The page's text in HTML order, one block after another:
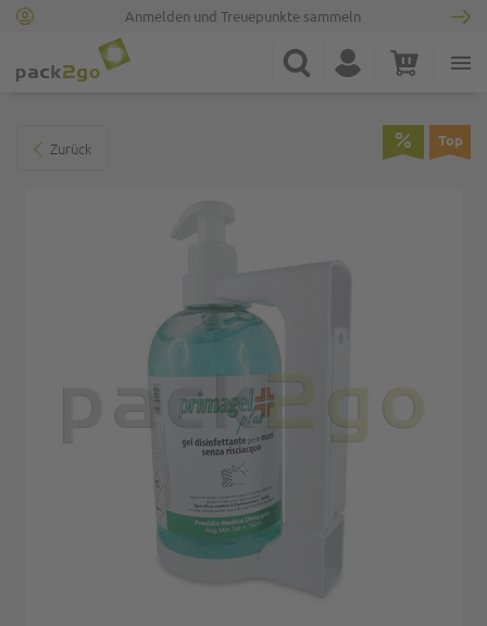
Anmelden und Treuepunkte sammeln
Suche Konto Warenkorb
Zurück Top